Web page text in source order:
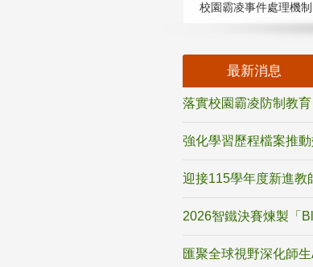
校園霸凌事件處理機制
最新消息
落實校園霸凌防制教
強化學習歷程檔案推
迎接115學年度新進教
2026智鐵決賽煉製「
匯聚全球視野深化師